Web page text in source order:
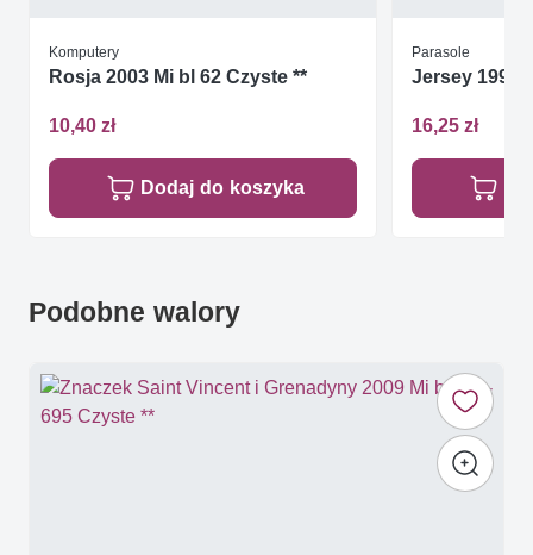
Komputery
Rosja 2003 Mi bl 62 Czyste **
10,40 zł
Dodaj do koszyka
Parasole
Jersey 1997
16,25 zł
Podobne walory